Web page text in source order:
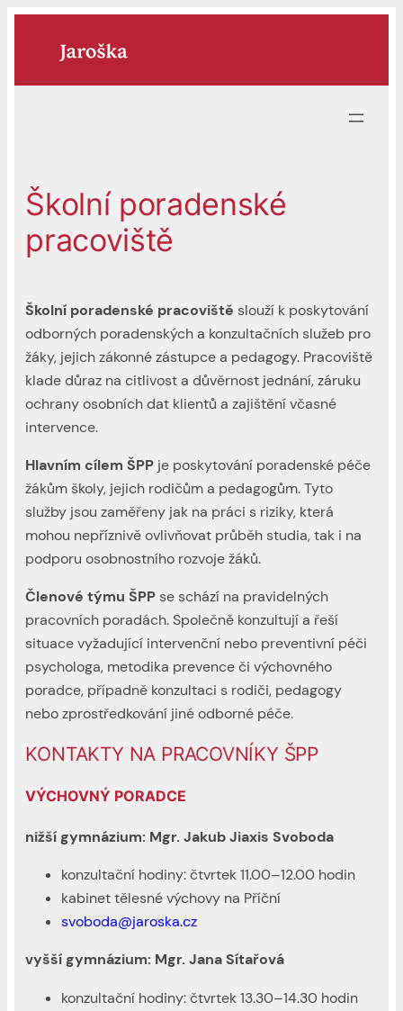
Školní poradenské
pracoviště
Školní poradenské pracoviště slouží k poskytování
odborných poradenských a konzultačních služeb pro
žáky, jejich zákonné zástupce a pedagogy. Pracoviště
klade důraz na citlivost a důvěrnost jednání, záruku
ochrany osobních dat klientů a zajištění včasné
intervence.
Hlavním cílem ŠPP je poskytování poradenské péče
žákům školy, jejich rodičům a pedagogům. Tyto
služby jsou zaměřeny jak na práci s riziky, která
mohou nepříznivě ovlivňovat průběh studia, tak i na
podporu osobnostního rozvoje žáků.
Členové týmu ŠPP se schází na pravidelných
pracovních poradách. Společně konzultují a řeší
situace vyžadující intervenční nebo preventivní péči
psychologa, metodika prevence či výchovného
poradce, případně konzultaci s rodiči, pedagogy
nebo zprostředkování jiné odborné péče.
KONTAKTY NA PRACOVNÍKY ŠPP
VÝCHOVNÝ PORADCE
nižší gymnázium: Mgr. Jakub Jiaxis Svoboda
konzultační hodiny: čtvrtek 11.00–12.00 hodin
kabinet tělesné výchovy na Příční
svoboda@jaroska.cz
vyšší gymnázium: Mgr. Jana Sítařová
konzultační hodiny: čtvrtek 13.30–14.30 hodin